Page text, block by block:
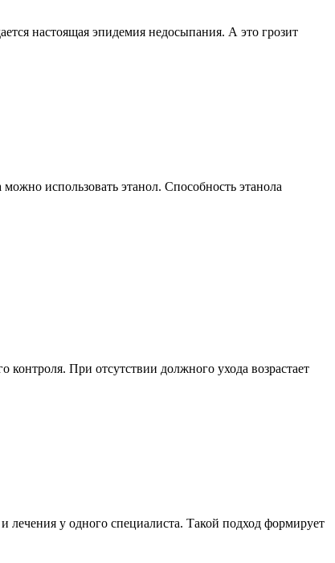
настоящая эпидемия недосыпания. А это грозит
использовать этанол. Способность этанола
контроля. При отсутствии должного ухода возрастает
у одного специалиста. Такой подход формирует